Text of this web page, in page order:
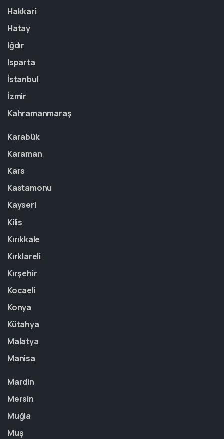
Hakkari
Hatay
Iğdır
Isparta
İstanbul
İzmir
Kahramanmaraş
Karabük
Karaman
Kars
Kastamonu
Kayseri
Kilis
Kırıkkale
Kırklareli
Kırşehir
Kocaeli
Konya
Kütahya
Malatya
Manisa
Mardin
Mersin
Muğla
Muş